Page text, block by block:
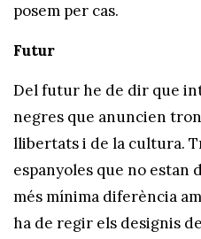
posem per cas.
Futur
Del futur he de dir que
negres que anuncien
llibertats i de la cultura.
espanyoles que no estan
més mínima diferència
ha de regir els designis